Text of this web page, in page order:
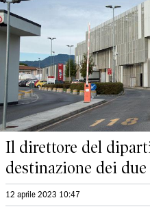
Il direttore del
destinazione dei
12 aprile 2023 10:47